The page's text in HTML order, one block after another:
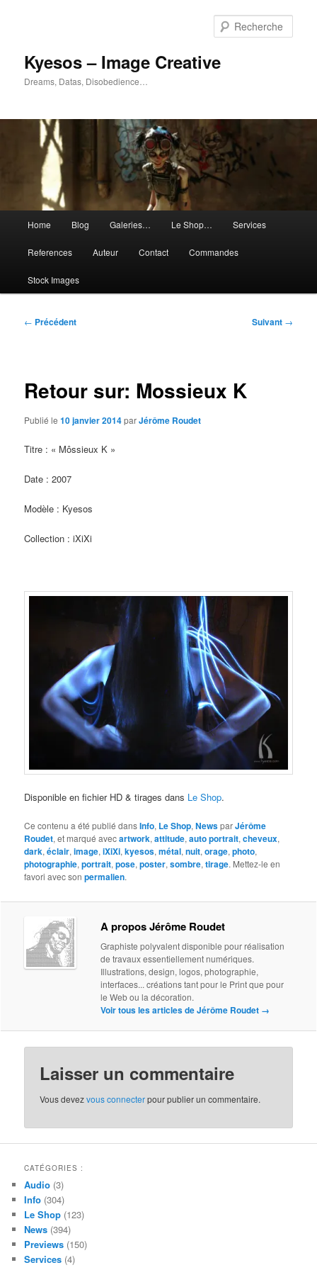
Kyesos – Image Creative
Dreams, Datas, Disobedience…
principal
Home Blog Galeries… Le Shop… Services
References Auteur Contact Commandes
Stock Images
Navigation
← Précédent Suivant →
Retour sur: Mossieux K
Publié le10 janvier 2014parJérôme Roudet
Titre : « Môssieux K »
Date : 2007
Modèle : Kyesos
Collection : iXiXi
Disponible en fichier HD & tirages dans Le Shop.
Ce contenu a été publié dansInfo, Le Shop,NewsparJérôme
Roudet, et marqué avecartwork,attitude,auto portrait,cheveux,
dark,éclair,image,iXiXi,kyesos,métal,nuit,orage,photo,
photographie,portrait,pose,poster,sombre,tirage. Mettez-le en
favori avec sonpermalien.
A propos Jérôme Roudet
Graphiste polyvalent disponible pour réalisation
de travaux essentiellement numériques.
Illustrations, design, logos, photographie,
interfaces... créations tant pour le Print que pour
le Web ou la décoration.
Voir tous les articles de Jérôme Roudet →
Laisser un commentaire
Vous devezvous connecterpour publier un commentaire.
CATÉGORIES :
Audio (3)
Info (304)
Le Shop (123)
News (394)
Previews (150)
Services (4)